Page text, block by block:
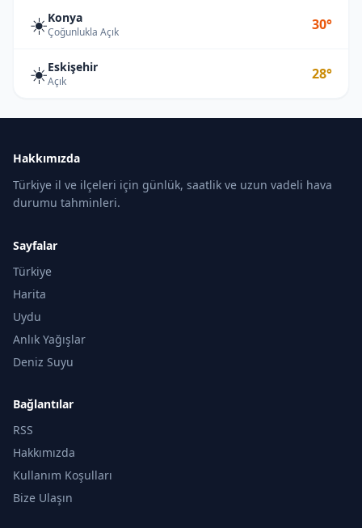
☀️Konya
Çoğunlukla Açık 30°
☀️Eskişehir
Açık 28°
Hakkımızda
Türkiye il ve ilçeleri için günlük, saatlik ve uzun vadeli hava
durumu tahminleri.
Sayfalar
Türkiye
Harita
Uydu
Anlık Yağışlar
Deniz Suyu
Bağlantılar
RSS
Hakkımızda
Kullanım Koşulları
Bize Ulaşın